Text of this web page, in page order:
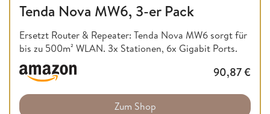
Tenda Nova MW6, 3-er Pack
Ersetzt Router & Repeater: Tenda Nova MW6 sorgt für
bis zu 500m² WLAN. 3x Stationen, 6x Gigabit Ports.
90,87€
Zum Shop